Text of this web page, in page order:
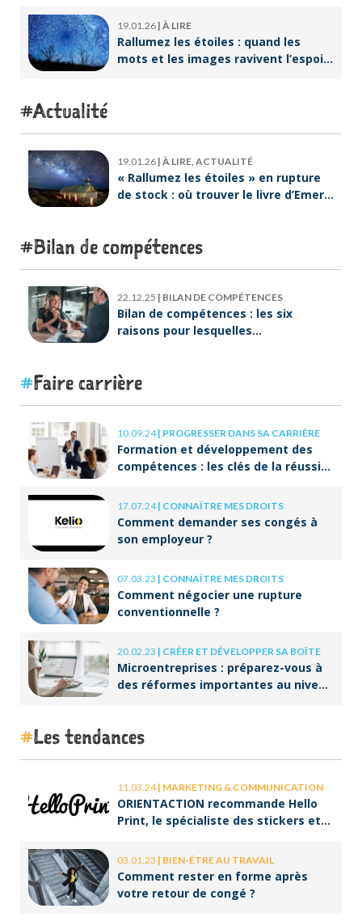
19.01.26 | À LIRE
Rallumez les étoiles : quand les
mots et les images ravivent l’espoir
Actualité
19.01.26 | À LIRE, ACTUALITÉ
« Rallumez les étoiles » en rupture
de stock : où trouver le livre d’Emeric
Bilan de compétences
22.12.25 | BILAN DE COMPÉTENCES
Bilan de compétences : les six
raisons pour lesquelles
Faire carrière
10.09.24| PROGRESSER DANS SA CARRIÈRE
Formation et développement des
compétences : les clés de la réussite
17.07.24| CONNAÎTRE MES DROITS
Comment demander ses congés à
son employeur ?
07.03.23 | CONNAÎTRE MES DROITS
Comment négocier une rupture
conventionnelle ?
20.02.23 | CRÉER ET DÉVELOPPER SA BOÎTE
Microentreprises : préparez-vous à
des réformes importantes au niveau
Les tendances
11.03.24| MARKETING & COMMUNICATION
ORIENTACTION recommande Hello
Print, le spécialiste des stickers et
03.01.23 | BIEN-ÊTRE AU TRAVAIL
Comment rester en forme après
votre retour de congé ?